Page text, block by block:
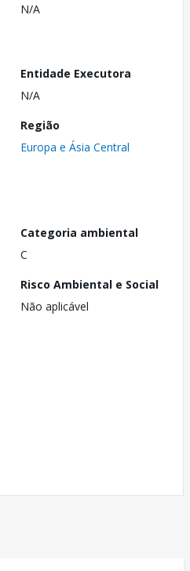
N/A
Entidade Executora
N/A
Região
Europa e Ásia Central
Categoria ambiental
C
Risco Ambiental e Social
Não aplicável